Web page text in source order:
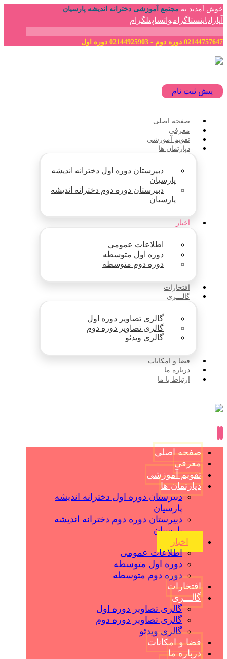
خوش آمدید به مجتمع آموزشی دخترانه اندیشه پارسیان
آپاراتاینستاگرامواتساپتلگرام
02144757647 دوره دوم - 02144925903 دوره اول
پیش ثبت نام
صفحه اصلی
معرفی
تقویم آموزشی
دپارتمان ها
دبیرستان دوره اول دخترانه اندیشه
پارسیان
دبیرستان دوره دوم دخترانه اندیشه
پارسیان
اخبار
اطلاعات عمومی
دوره اول متوسطه
دوره دوم متوسطه
افتخارات
گالـــری
گالری تصاویر دوره اول
گالری تصاویر دوره دوم
گالری ویدئو
فضا و امکانات
درباره ما
ارتباط با ما
صفحه اصلی
معرفی
تقویم آموزشی
دپارتمان ها
دبیرستان دوره اول دخترانه اندیشه
پارسیان
دبیرستان دوره دوم دخترانه اندیشه
پارسیان
اخبار
اطلاعات عمومی
دوره اول متوسطه
دوره دوم متوسطه
افتخارات
گالـــری
گالری تصاویر دوره اول
گالری تصاویر دوره دوم
گالری ویدئو
فضا و امکانات
درباره ما